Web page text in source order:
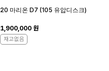
20 마리온 D7 (105 유압디스크)
1,900,000 원
재고없음